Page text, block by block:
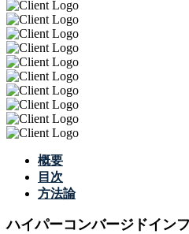
概要
目次
方法論
ハイパーコンバージドイン